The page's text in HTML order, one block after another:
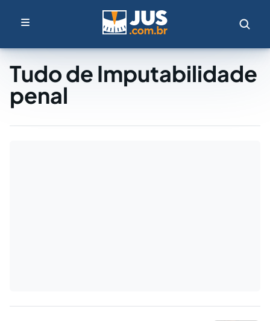
Tudo de Imputabilidade
penal